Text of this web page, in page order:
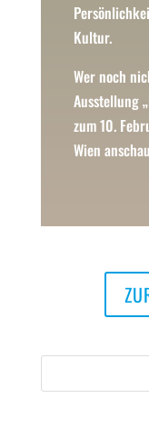
Kultur.
Wer noch
Ausstellung
zum 10.
Wien